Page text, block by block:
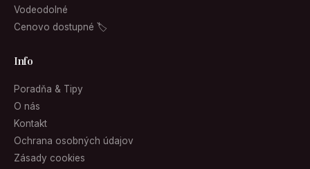
Vodeodolné
Cenovo dostupné 🏷
Info
Poradňa & Tipy
O nás
Kontakt
Ochrana osobných údajov
Zásady cookies